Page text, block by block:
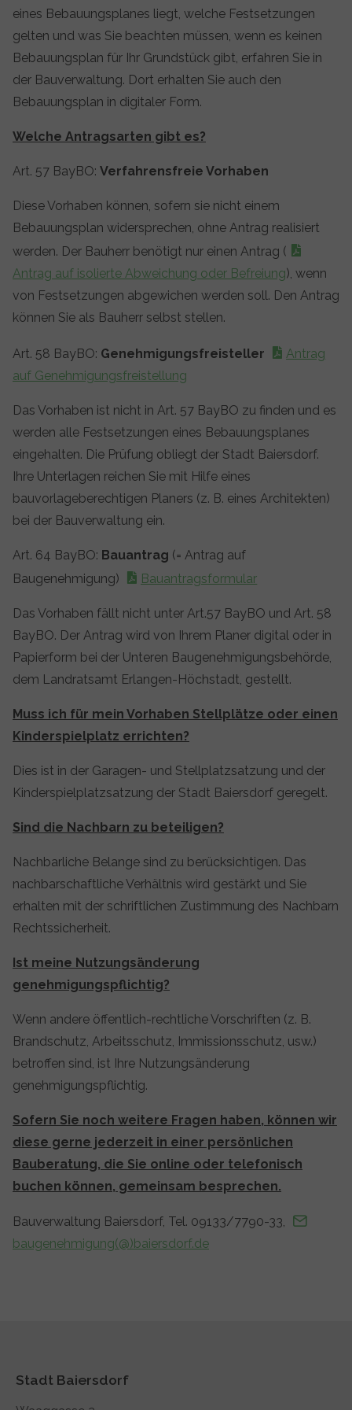
eines Bebauungsplanes liegt, welche Festsetzungen
gelten und was Sie beachten müssen, wenn es keinen
Bebauungsplan für Ihr Grundstück gibt, erfahren Sie in
der Bauverwaltung. Dort erhalten Sie auch den
Bebauungsplan in digitaler Form.
Welche Antragsarten gibt es?
Art. 57 BayBO: Verfahrensfreie Vorhaben
Diese Vorhaben können, sofern sie nicht einem
Bebauungsplan widersprechen, ohne Antrag realisiert
werden. Der Bauherr benötigt nur einen Antrag (
Antrag auf isolierte Abweichung oder Befreiung), wenn
von Festsetzungen abgewichen werden soll. Den Antrag
können Sie als Bauherr selbst stellen.
Art. 58 BayBO: Genehmigungsfreisteller
Antrag
auf Genehmigungsfreistellung
Das Vorhaben ist nicht in Art. 57 BayBO zu finden und es
werden alle Festsetzungen eines Bebauungsplanes
eingehalten. Die Prüfung obliegt der Stadt Baiersdorf.
Ihre Unterlagen reichen Sie mit Hilfe eines
bauvorlageberechtigen Planers (z. B. eines Architekten)
bei der Bauverwaltung ein.
Art. 64 BayBO: Bauantrag (= Antrag auf
Baugenehmigung)
Bauantragsformular
Das Vorhaben fällt nicht unter Art.57 BayBO und Art. 58
BayBO. Der Antrag wird von Ihrem Planer digital oder in
Papierform bei der Unteren Baugenehmigungsbehörde,
dem Landratsamt Erlangen-Höchstadt, gestellt.
Muss ich für mein Vorhaben Stellplätze oder einen
Kinderspielplatz errichten?
Dies ist in der Garagen- und Stellplatzsatzung und der
Kinderspielplatzsatzung der Stadt Baiersdorf geregelt.
Sind die Nachbarn zu beteiligen?
Nachbarliche Belange sind zu berücksichtigen. Das
nachbarschaftliche Verhältnis wird gestärkt und Sie
erhalten mit der schriftlichen Zustimmung des Nachbarn
Rechtssicherheit.
Ist meine Nutzungsänderung
genehmigungspflichtig?
Wenn andere öffentlich-rechtliche Vorschriften (z. B.
Brandschutz, Arbeitsschutz, Immissionsschutz, usw.)
betroffen sind, ist Ihre Nutzungsänderung
genehmigungspflichtig.
Sofern Sie noch weitere Fragen haben, können wir
diese gerne jederzeit in einer persönlichen
Bauberatung, die Sie online oder telefonisch
buchen können, gemeinsam besprechen.
Bauverwaltung Baiersdorf, Tel. 09133/7790-33,
baugenehmigung(@)baiersdorf.de
Stadt Baiersdorf